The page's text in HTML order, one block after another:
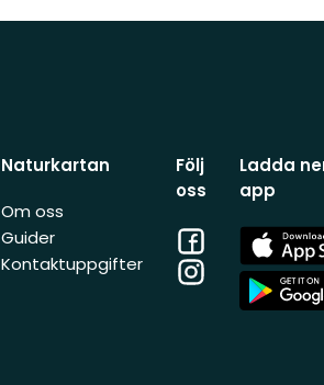
Naturkartan
Om oss
Guider
Kontaktuppgifter
Följ
oss
Facebook
Instagram
Ladda
app
App
Store
App
Store